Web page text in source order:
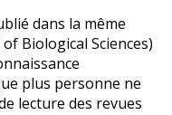
dans la même
Biological Sciences)
plus personne ne
lecture des revues